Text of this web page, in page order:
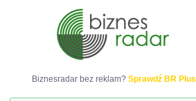
Biznesradar bez reklam? Sprawdź BR Plus